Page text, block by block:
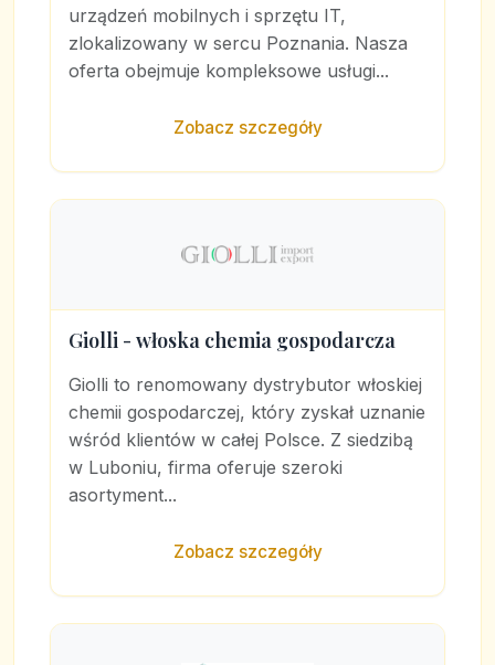
urządzeń mobilnych i sprzętu IT,
zlokalizowany w sercu Poznania. Nasza
oferta obejmuje kompleksowe usługi...
Zobacz szczegóły
Giolli - włoska chemia gospodarcza
Giolli to renomowany dystrybutor włoskiej
chemii gospodarczej, który zyskał uznanie
wśród klientów w całej Polsce. Z siedzibą
w Luboniu, firma oferuje szeroki
asortyment...
Zobacz szczegóły